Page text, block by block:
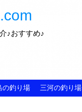
♪おすすめ♪
の釣り場 三河の釣り場